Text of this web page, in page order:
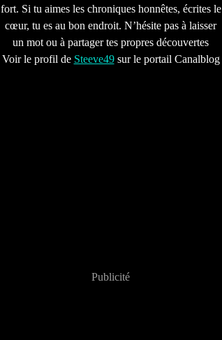
fort. Si tu aimes les chroniques honnêtes, écrites le
cœur, tu es au bon endroit. N’hésite pas à laisser
un mot ou à partager tes propres découvertes
Voir le profil de Steeve49sur le portail Canalblog
Publicité